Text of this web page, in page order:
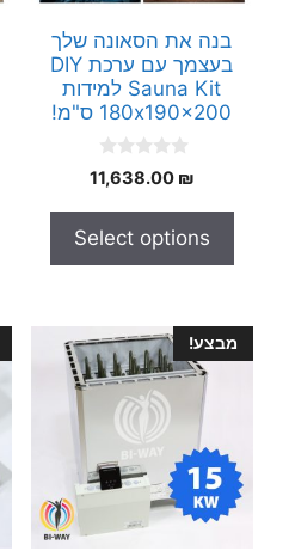
בנה את הסאונה שלך
בעצמך עם ערכת DIY
Sauna Kit למידות
180x190x200 ס"מ!
0
o
o
5
11,638.00 ₪
Select options
מבצע!